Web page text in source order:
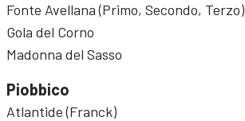
Fonte Avellana (Primo, Secondo, Terzo)
Gola del Corno
Madonna del Sasso
Piobbico
Atlantide (Franck)